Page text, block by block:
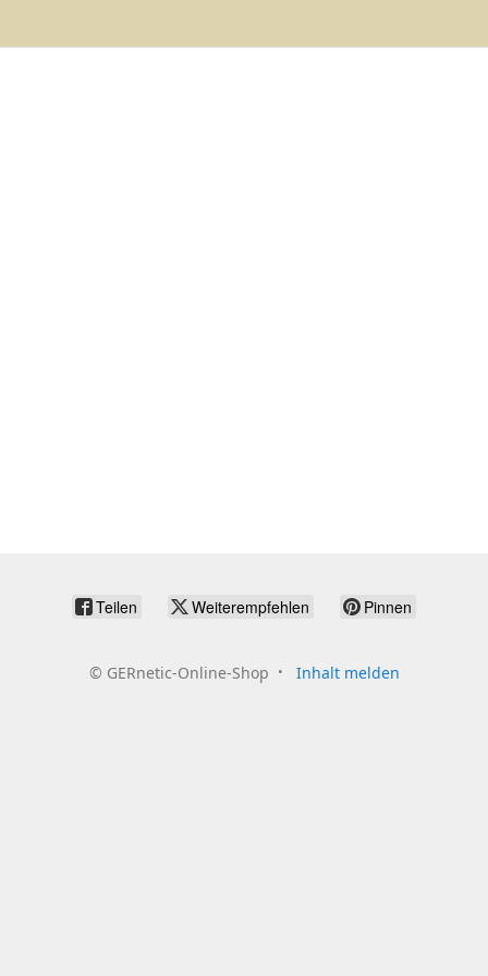
Teilen Weiterempfehlen Pinnen
© GERnetic-Online-Shop Inhalt melden